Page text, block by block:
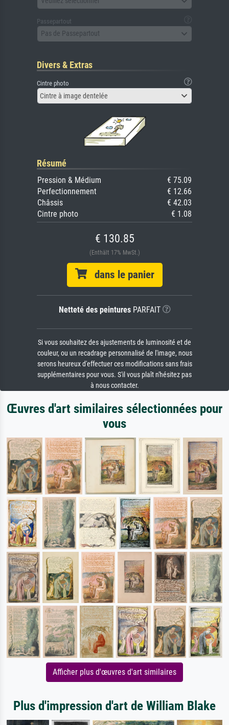
Passepartout
Pas de Passepartout
Divers & Extras
Cintre photo
Cintre à image dentelée
Résumé
Pression & Médium
€ 75.09
Perfectionnement
€ 12.66
Châssis
€ 42.03
Cintre photo
€ 1.08
€ 130.85
(Enthält 17% MwSt.)
dans le panier
Netteté des peinturesPARFAIT
Si vous souhaitez des ajustements de luminosité et de
couleur, ou un recadrage personnalisé de l'image, nous
serons heureux d'effectuer ces modifications sans frais
supplémentaires pour vous. S'il vous plaît n'hésitez pas
à nous contacter.
Œuvres d'art similaires sélectionnées pour
vous
Afficher plus d'œuvres d'art similaires
Plus d'impression d'art de William Blake